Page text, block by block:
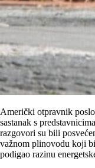
Američki otpravnik
sastanak s
razgovori su bili
važnom plinovodu koji
podigao razinu